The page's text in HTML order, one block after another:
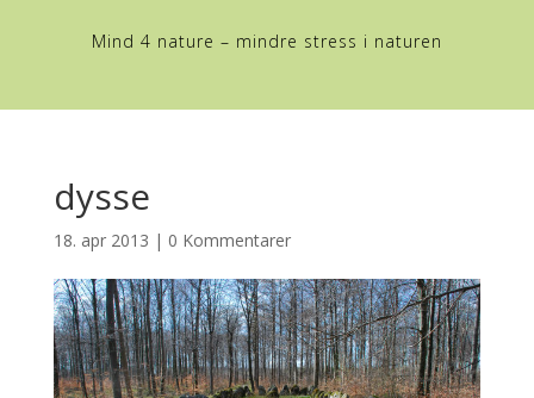
Mind 4 nature – mindre stress i naturen
dysse
18. apr 2013 | 0 Kommentarer